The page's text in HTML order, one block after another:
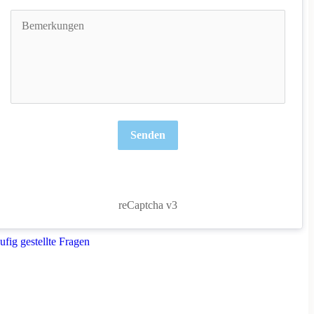
Senden
reCaptcha v3
gestellte Fragen